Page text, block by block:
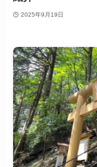
2025年9月19日